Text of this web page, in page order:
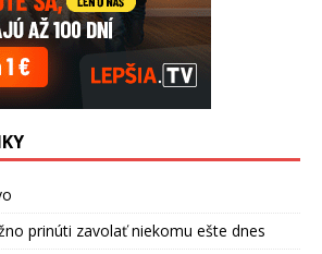
prinúti zavolať niekomu ešte dnes